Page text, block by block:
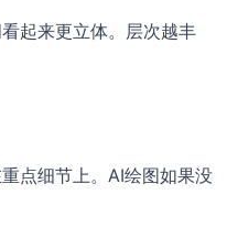
起来更立体。层次越丰
点细节上。AI绘图如果没